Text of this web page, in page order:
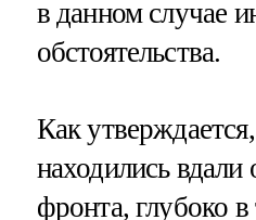
в данном случае
обстоятельства.
Как
находились вдали
фронта, глубоко в